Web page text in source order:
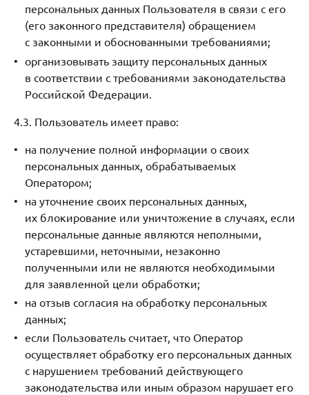
персональных данных Пользователя в связи с его
(его законного представителя) обращением
с законными и обоснованными требованиями;
организовывать защиту персональных данных
в соответствии с требованиями законодательства
Российской Федерации.
4.3. Пользователь имеет право:
на получение полной информации о своих
персональных данных, обрабатываемых
Оператором;
на уточнение своих персональных данных,
их блокирование или уничтожение в случаях, если
персональные данные являются неполными,
устаревшими, неточными, незаконно
полученными или не являются необходимыми
для заявленной цели обработки;
на отзыв согласия на обработку персональных
данных;
если Пользователь считает, что Оператор
осуществляет обработку его персональных данных
с нарушением требований действующего
законодательства или иным образом нарушает его